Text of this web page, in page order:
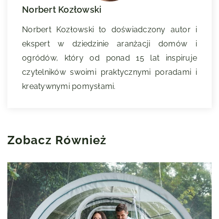
Norbert Kozłowski
Norbert Kozłowski to doświadczony autor i
ekspert w dziedzinie aranżacji domów i
ogródów, który od ponad 15 lat inspiruje
czytelników swoimi praktycznymi poradami i
kreatywnymi pomysłami.
Zobacz Również